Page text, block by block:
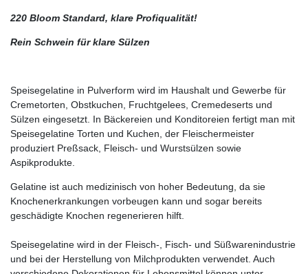
220 Bloom Standard, klare Profiqualität!
Rein Schwein für klare Sülzen
Speisegelatine in Pulverform wird im Haushalt und Gewerbe für
Cremetorten, Obstkuchen, Fruchtgelees, Cremedeserts und
Sülzen eingesetzt. In Bäckereien und Konditoreien fertigt man mit
Speisegelatine Torten und Kuchen, der Fleischermeister
produziert Preßsack, Fleisch- und Wurstsülzen sowie
Aspikprodukte.
Gelatine ist auch medizinisch von hoher Bedeutung, da sie
Knochenerkrankungen vorbeugen kann und sogar bereits
geschädigte Knochen regenerieren hilft.
Speisegelatine wird in der Fleisch-, Fisch- und Süßwarenindustrie
und bei der Herstellung von Milchprodukten verwendet. Auch